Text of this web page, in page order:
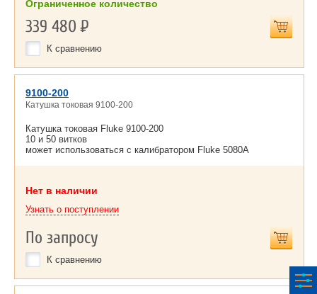
Ограниченное количество
339 480Р
К сравнению
9100-200
Катушка токовая 9100-200
Катушка токовая Fluke 9100-200
10 и 50 витков
может использоваться с калибратором Fluke 5080A
Нет в наличии
Узнать о поступлении
По запросу
К сравнению